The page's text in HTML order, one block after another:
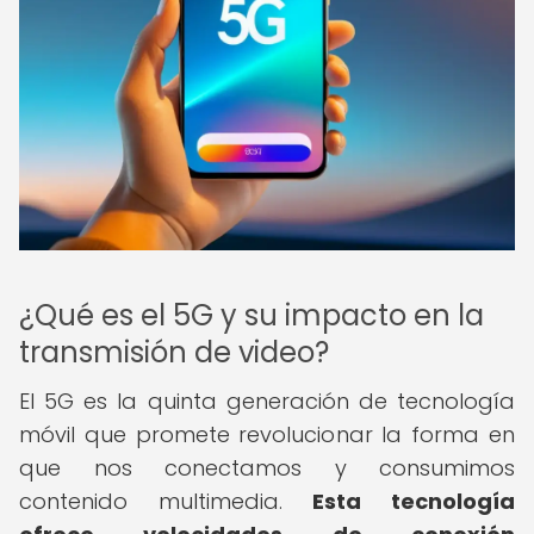
¿Qué es el 5G y su impacto en la
transmisión de video?
El 5G es la quinta generación de tecnología
móvil que promete revolucionar la forma en
que nos conectamos y consumimos
contenido multimedia. Esta tecnología